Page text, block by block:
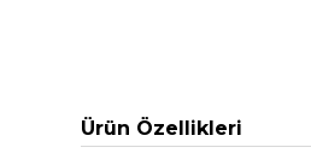
Ürün Özellikleri